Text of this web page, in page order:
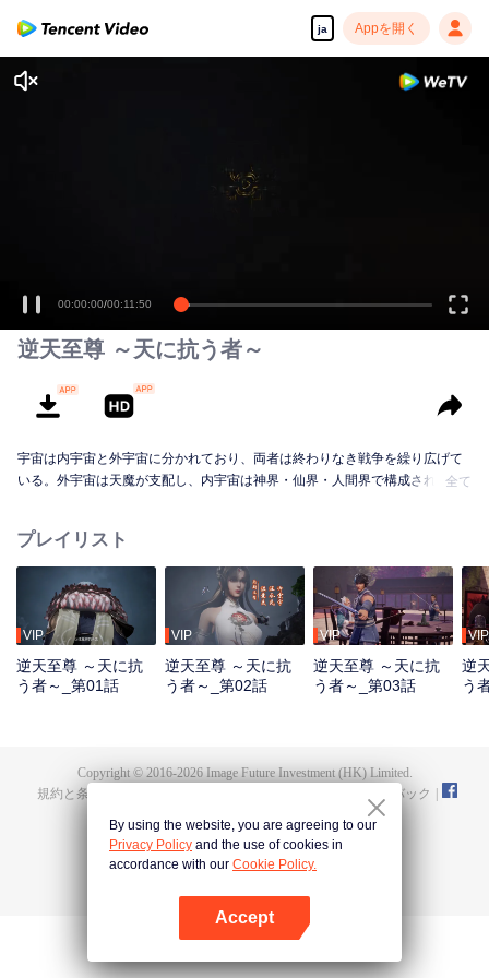
ja Appを開く
00:00:00/00:11:50
逆天至尊 ～天に抗う者～
宇宙は内宇宙と外宇宙に分かれており、両者は終わりなき戦争を繰り広げて
いる。外宇宙は天魔が支配し、内宇宙は神界・仙界・人間界で構成されてい
至尊と始元至尊の裏切りによって命を落とし、万世輪廻の呪いをも受けてし
まう。家族や部下を失い、国を奪われ、最も愛していた弟子・霊霞天尊まで
もが背を向ける。その後、輪廻するたびに滅門の憂き目に遭いながらも、最
後の生で澹雲として生まれ変わる。 望月鎮・澹家の若旦那である澹雲は、結
婚式の当日に許嫁の不倫を目撃し、死の寸前に追い込まれたことで前世の記
憶を覚醒させる。紅蒙神体を得た彼は、落ちこぼれから絶対的な天才へと生
まれ変わり、前世の功法で急成長を遂げ、家の仇を討った後、皇甫聖宗に入
門する。失われた神器、旧縁、そして神界を揺るがした裏切りの真実――。
全て
プレイリスト
VIP
逆天至尊 ～天に抗
う者～_第01話
VIP
逆天至尊 ～天に抗
う者～_第02話
VIP
逆天至尊 ～天に抗
う者～_第03話
VIP
逆
う
Copyright © 2016-2026Image Future Investment (HK) Limited.
規約と条件
フィードバック
By using the website, you are agreeing to our
Privacy Policy and the use of cookies in
accordance with our Cookie Policy.
Accept